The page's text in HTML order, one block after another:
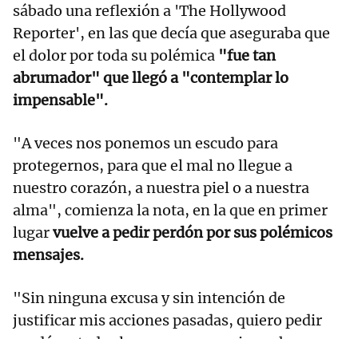
sábado una reflexión a 'The Hollywood
Reporter', en las que decía que aseguraba que
el dolor por toda su polémica "fue tan
abrumador" que llegó a "contemplar lo
impensable".
"A veces nos ponemos un escudo para
protegernos, para que el mal no llegue a
nuestro corazón, a nuestra piel o a nuestra
alma", comienza la nota, en la que en primer
lugarvuelve a pedir perdón por sus polémicos
mensajes.
"Sin ninguna excusa y sin intención de
justificar mis acciones pasadas, quiero pedir